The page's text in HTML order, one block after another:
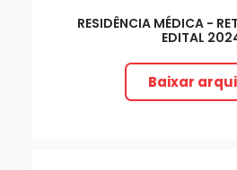
RESIDÊNCIA MÉDICA -
EDITAL
Baixar